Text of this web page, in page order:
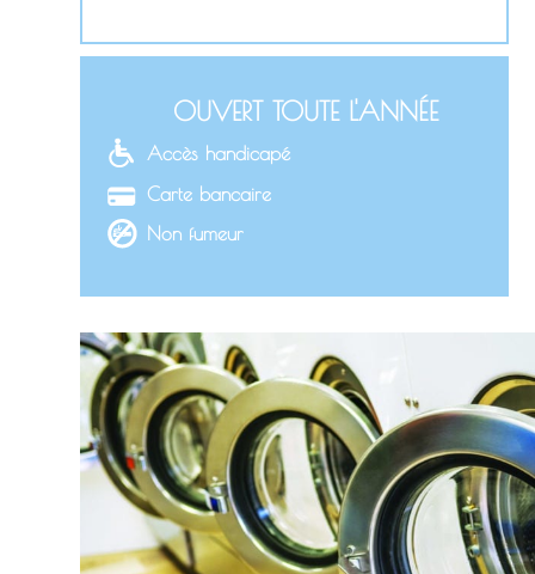
OUVERT TOUTE L'ANNÉE
Accès handicapé
Carte bancaire
Non fumeur